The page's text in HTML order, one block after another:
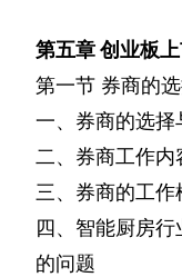
第五章创业板
第一节 券商的
一、券商的选择
二、券商工作内
三、券商的工作
四、智能厨房
的问题